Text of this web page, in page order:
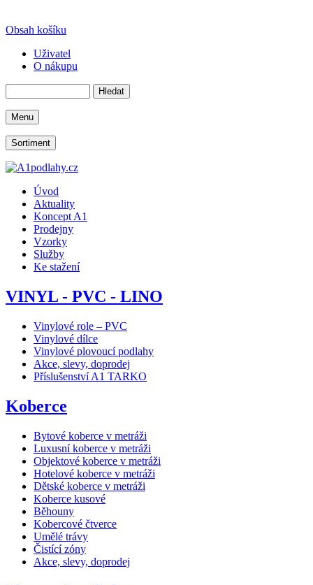
Obsah košíku
Uživatel
O nákupu
Menu
Sortiment
Úvod
Aktuality
Koncept A1
Prodejny
Vzorky
Služby
Ke stažení
VINYL - PVC - LINO
Vinylové role – PVC
Vinylové dílce
Vinylové plovoucí podlahy
Akce, slevy, doprodej
Příslušenství A1 TARKO
Koberce
Bytové koberce v metráži
Luxusní koberce v metráži
Objektové koberce v metráži
Hotelové koberce v metráži
Dětské koberce v metráži
Koberce kusové
Běhouny
Kobercové čtverce
Umělé trávy
Čistící zóny
Akce, slevy, doprodej